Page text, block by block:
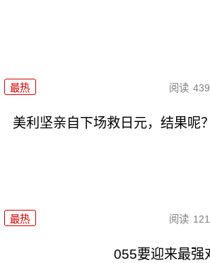
最热 阅读
美利坚亲自下场救日元，结果呢
最热 阅读
055要迎来最强